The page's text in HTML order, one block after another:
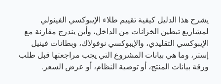
يشرح هذا الدليل كيفية تقييم طلاء الإيبوكسي الفينولي
لمشاريع تبطين الخزانات من الداخل، وأين يندرج مقارنة مع
الإيبوكسي التقليدي، والإيبوكسي نوفولاك، وبطانات فينيل
إستر، وما هي بيانات المشروع التي يجب مراجعتها قبل طلب
ورقة بيانات المنتج، أو توصية النظام، أو عرض السعر.